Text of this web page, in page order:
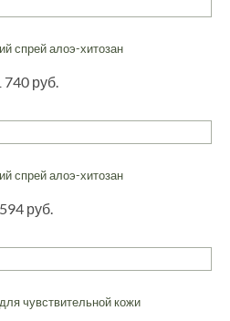
спрей алоэ-хитозан
740 руб.
спрей алоэ-хитозан
594 руб.
чувствительной кожи